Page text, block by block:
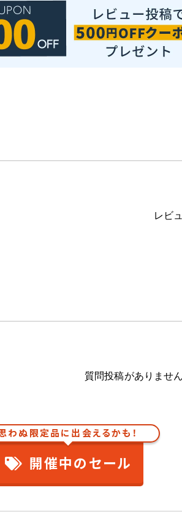
レビ
質問投稿がありませ
わぬ限定品に出会えるかも！
開催中のセール